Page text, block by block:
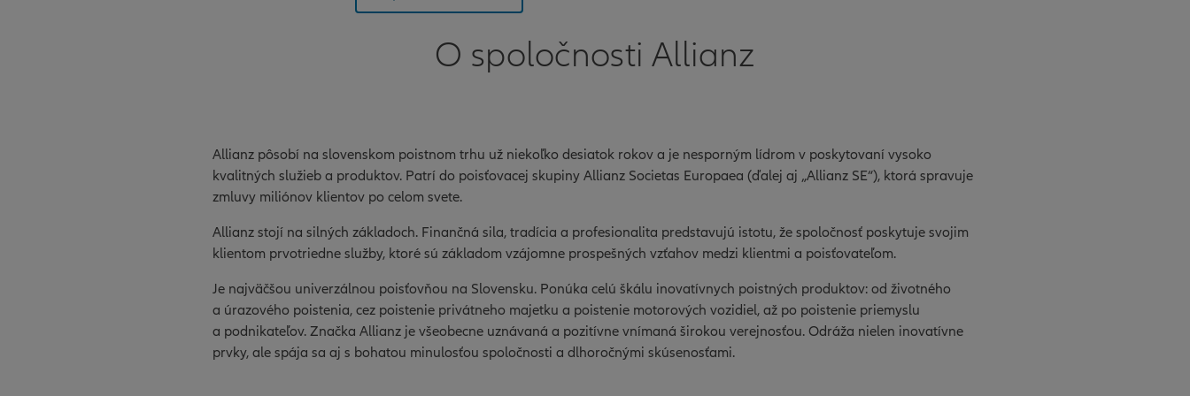
O spoločnosti Allianz
Allianz pôsobí na slovenskom poistnom trhu už niekoľko desiatok rokov a je nesporným lídrom v poskytovaní vysoko
kvalitných služieb a produktov. Patrí do poisťovacej skupiny Allianz Societas Europaea (ďalej aj „Allianz SE“), ktorá spravuje
zmluvy miliónov klientov po celom svete.
Allianz stojí na silných základoch. Finančná sila, tradícia a profesionalita predstavujú istotu, že spoločnosť poskytuje svojim
klientom prvotriedne služby, ktoré sú základom vzájomne prospešných vzťahov medzi klientmi a poisťovateľom.
Je najväčšou univerzálnou poisťovňou na Slovensku. Ponúka celú škálu inovatívnych poistných produktov: od životného
a úrazového poistenia, cez poistenie privátneho majetku a poistenie motorových vozidiel, až po poistenie priemyslu
a podnikateľov. Značka Allianz je všeobecne uznávaná a pozitívne vnímaná širokou verejnosťou. Odráža nielen inovatívne
prvky, ale spája sa aj s bohatou minulosťou spoločnosti a dlhoročnými skúsenosťami.